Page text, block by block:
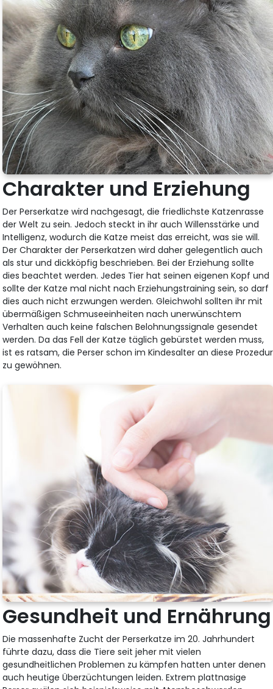
Charakter und Erziehung
Der Perserkatze wird nachgesagt, die friedlichste Katzenrasse
der Welt zu sein. Jedoch steckt in ihr auch Willensstärke und
Intelligenz, wodurch die Katze meist das erreicht, was sie will.
Der Charakter der Perserkatzen wird daher gelegentlich auch
als stur und dickköpfig beschrieben. Bei der Erziehung sollte
dies beachtet werden. Jedes Tier hat seinen eigenen Kopf und
sollte der Katze mal nicht nach Erziehungstraining sein, so darf
dies auch nicht erzwungen werden. Gleichwohl sollten ihr mit
übermäßigen Schmuseeinheiten nach unerwünschtem
Verhalten auch keine falschen Belohnungssignale gesendet
werden. Da das Fell der Katze täglich gebürstet werden muss,
ist es ratsam, die Perser schon im Kindesalter an diese Prozedur
zu gewöhnen.
Gesundheit und Ernährung
Die massenhafte Zucht der Perserkatze im 20. Jahrhundert
führte dazu, dass die Tiere seit jeher mit vielen
gesundheitlichen Problemen zu kämpfen hatten unter denen
auch heutige Überzüchtungen leiden. Extrem plattnasige